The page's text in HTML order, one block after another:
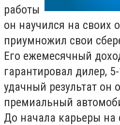
работы
он научился на своих
приумножил свои
Его ежемесячный
гарантировал дилер,
удачный результат он
премиальный
До начала карьеры